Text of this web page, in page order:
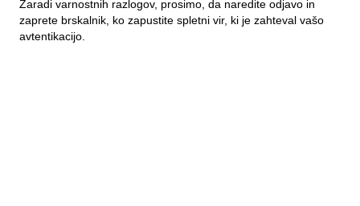
Zaradi varnostnih razlogov, prosimo, da naredite odjavo in
zaprete brskalnik, ko zapustite spletni vir, ki je zahteval vašo
avtentikacijo.